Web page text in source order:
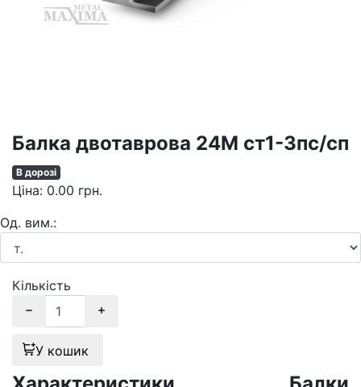
Балка двотаврова 24М ст1-3пс/сп
В дорозі
Ціна: 0.00 грн.
Oд. вим.:
Кількість
У кошик